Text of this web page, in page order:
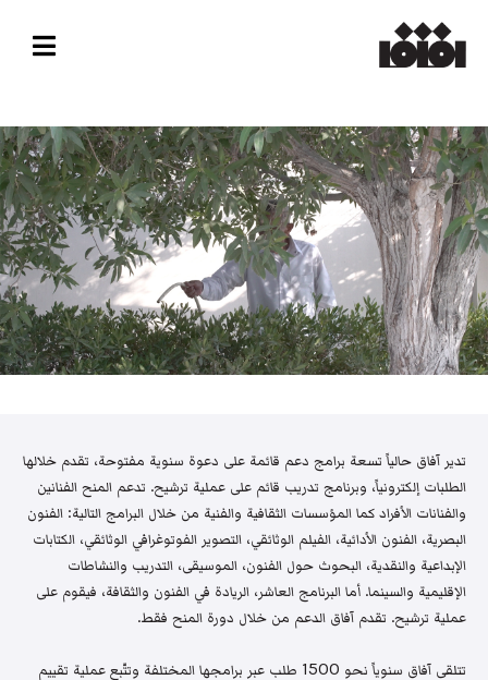
تدير آفاق حالياً تسعة برامج دعم قائمة على دعوة سنوية مفتوحة، تقدم خلالها
الطلبات إلكترونياً، وبرنامج تدريب قائم على عملية ترشيح. تدعم المنح الفنانين
والفنانات الأفراد كما المؤسسات الثقافية والفنية من خلال البرامج التالية: الفنون
البصرية، الفنون الأدائية، الفيلم الوثائقي، التصوير الفوتوغرافي الوثائقي، الكتابات
الإبداعية والنقدية، البحوث حول الفنون، الموسيقى، التدريب والنشاطات
الإقليمية والسينما. أما البرنامج العاشر، الريادة في الفنون والثقافة، فيقوم على
عملية ترشيح. تقدم آفاق الدعم من خلال دورة المنح فقط.
تتلقى آفاق سنوياً نحو 1500 طلب عبر برامجها المختلفة وتتّبع عملية تقييم